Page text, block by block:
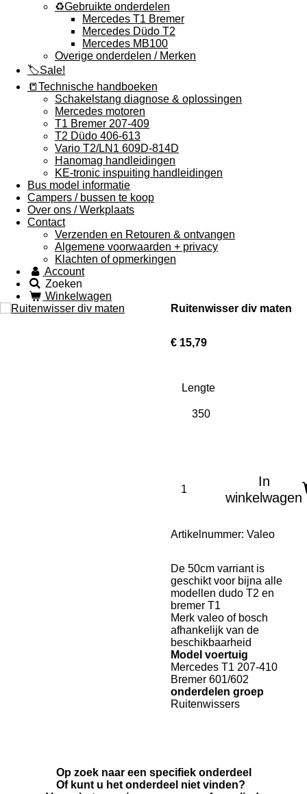
♻️Gebruikte onderdelen
Mercedes T1 Bremer
Mercedes Düdo T2
Mercedes MB100
Overige onderdelen / Merken
🏷️Sale!
📒Technische handboeken
Schakelstang diagnose & oplossingen
Mercedes motoren
T1 Bremer 207-409
T2 Düdo 406-613
Vario T2/LN1 609D-814D
Hanomag handleidingen
KE-tronic inspuiting handleidingen
Bus model informatie
Campers / bussen te koop
Over ons / Werkplaats
Contact
Verzenden en Retouren & ontvangen
Algemene voorwaarden + privacy
Klachten of opmerkingen
Account
Zoeken
Winkelwagen
Ruitenwisser div maten
€ 15,79
Lengte
In
winkelwagen
Artikelnummer: Valeo
De 50cm varriant is
geschikt voor bijna alle
modellen dudo T2 en
bremer T1
Merk valeo of bosch
afhankelijk van de
beschikbaarheid
Model voertuig
Mercedes T1 207-410
Bremer 601/602
onderdelen groep
Ruitenwissers
Op zoek naar een specifiek onderdeel
Of kunt u het onderdeel niet vinden?